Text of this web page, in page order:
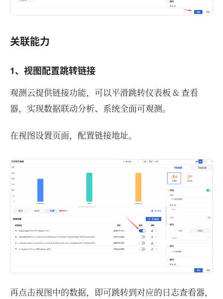
关联能力
1、视图配置跳转链接
观测云提供链接功能，可以平滑跳转仪表板 & 查看
器，实现数据联动分析、系统全面可观测。
在视图设置页面，配置链接地址。
再点击视图中的数据，即可跳转到对应的日志查看器，